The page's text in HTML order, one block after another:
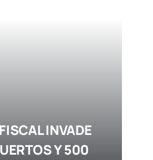
INVADE
Y 500